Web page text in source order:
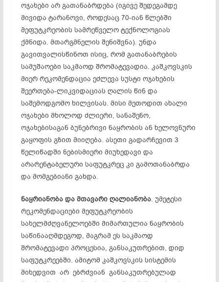
ოჯახები არ გათანაბრდება (იგივე შედეგამდე
მივიდა ტარანოვი, როდესაც 70-იან წლებში
მეფუტკრეობის სამრეწველო ტექნოლოგიას
ქმნიდა. მთარგმნელის შენიშვნა). უნდა
გავითვალისწინოთ ისიც, რომ გათანაბრების
სამუშაოები საკმაოდ შრომატევადია. კაშკოვსკის
მიერ რეკომენდაცია ეძლევა სუსტი ოჯახების
შეერთება-ლიკვიდაციას ღალის წინ და
საშემოდგომო ხილვისას. მისი მეთოდით ახალი
ოჯახები მხოლოდ ძლიერი, სანაშენო,
ოჯახებისაგან ბუნებრივი ნაყრობის ან ხელოვნური
გაყოფის გზით მიიღება. ასეთი გადარჩევით 3
წელიწადში ნებისმიერი მიუხედავი და
არარენტაბელური საფუტკრეც კი გამოთანაბრდა
და მომგებიანი გახდა.
ნაყრიანობა და მთავარი ღალიანობა. უმეტესი
რეკომენდაციები მეფუტკრეობის
სახელმძღვანელოებში მიმართულია ნაყრობის
საწინააღმდეგოდ, მაგრამ ეს საკმაოდ
შრომატევადი პროცესია, განსაკუთრებით, დიდ
საფუტკრეებში. ამიტომ კაშკოვსკის სისტემის
მიხედვით არ ებრძვიან განსაკუთრებულად